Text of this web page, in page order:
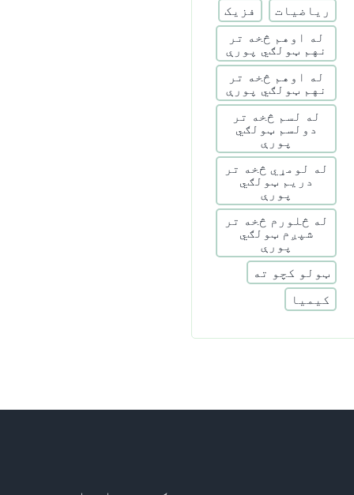
ریاضیات
فزیک
له اوهم څخه تر
نهم ټولګي پورې
له اوهم څخه تر
نهم ټولګي پورې
له لسم څخه تر
دولسم ټولګي
پورې
له لومړي څخه تر
دریم ټولګي
پورې
له څلورم څخه تر
شپږم ټولګي
پورې
ټولو کچو ته
کیمیا